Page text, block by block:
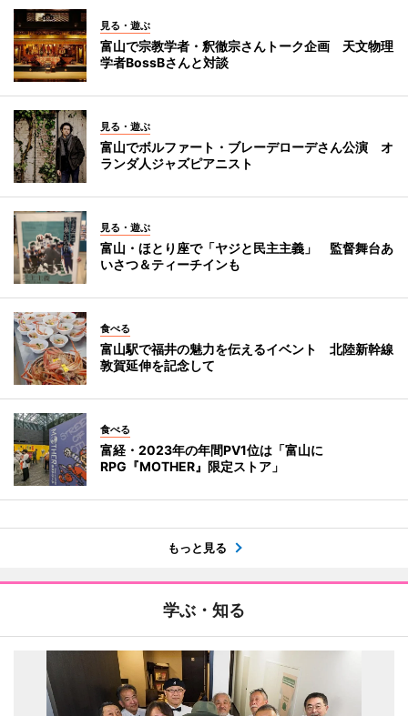
見る・遊ぶ
富山で宗教学者・釈徹宗さんトーク企画 天文物理
学者BossBさんと対談
見る・遊ぶ
富山でボルファート・ブレーデローデさん公演 オ
ランダ人ジャズピアニスト
見る・遊ぶ
富山・ほとり座で「ヤジと民主主義」 監督舞台あ
いさつ＆ティーチインも
食べる
富山駅で福井の魅力を伝えるイベント 北陸新幹線
敦賀延伸を記念して
食べる
富経・2023年の年間PV1位は「富山に
RPG『MOTHER』限定ストア」
もっと見る
学ぶ・知る